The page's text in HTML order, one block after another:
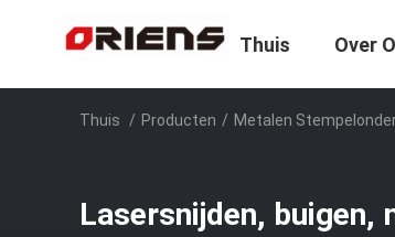
Thuis Over
Thuis / Producten / Metalen
Lasersnijden, buigen,